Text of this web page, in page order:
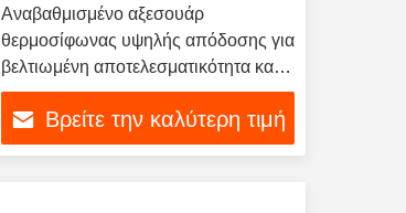
Αναβαθμισμένο αξεσουάρ
θερμοσίφωνας υψηλής απόδοσης για
βελτιωμένη αποτελεσματικότητα και
ασφάλεια
Βρείτε την καλύτερη τιμή